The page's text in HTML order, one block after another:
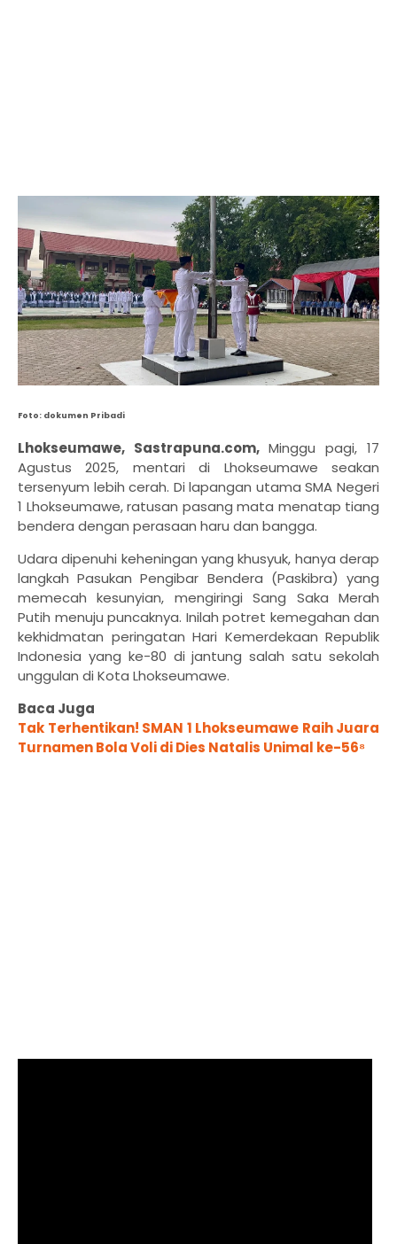
Foto: dokumen Pribadi
Lhokseumawe, Sastrapuna.com, Minggu pagi, 17
Agustus 2025, mentari di Lhokseumawe seakan
tersenyum lebih cerah. Di lapangan utama SMA Negeri
1 Lhokseumawe, ratusan pasang mata menatap tiang
bendera dengan perasaan haru dan bangga.
Udara dipenuhi keheningan yang khusyuk, hanya derap
langkah Pasukan Pengibar Bendera (Paskibra) yang
memecah kesunyian, mengiringi Sang Saka Merah
Putih menuju puncaknya. Inilah potret kemegahan dan
kekhidmatan peringatan Hari Kemerdekaan Republik
Indonesia yang ke-80 di jantung salah satu sekolah
unggulan di Kota Lhokseumawe.
Baca Juga
Tak Terhentikan! SMAN 1 Lhokseumawe Raih Juara
Turnamen Bola Voli di Dies Natalis Unimal ke-56⁸